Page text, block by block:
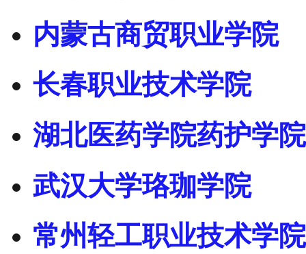
内蒙古商贸职业学院
长春职业技术学院
湖北医药学院药护学院
武汉大学珞珈学院
常州轻工职业技术学院